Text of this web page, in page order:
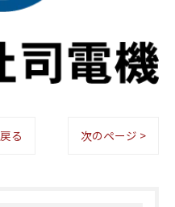
る 次のページ >